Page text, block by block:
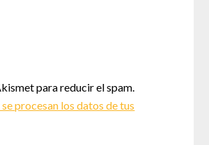
para reducir el spam.
procesan los datos de tus